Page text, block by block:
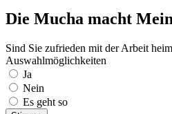
Die Mucha macht
Sind Sie zufrieden mit der Arbeit
Auswahlmöglichkeiten
Ja
Nein
Es geht so